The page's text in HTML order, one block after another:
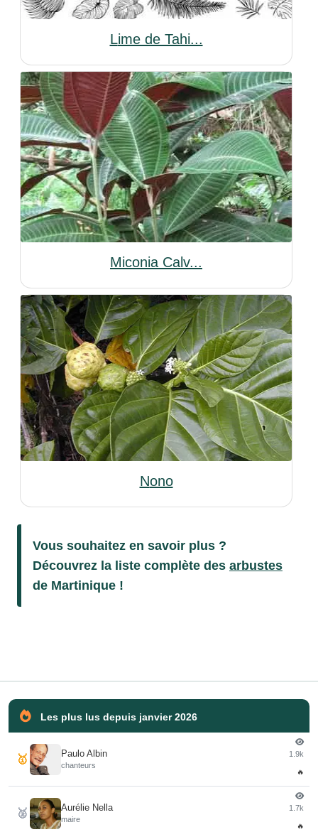
Lime de Tahi...
Miconia Calv...
Nono
Vous souhaitez en savoir plus ?
Découvrez la liste complète des arbustes
de Martinique !
Les plus lus depuis janvier 2026
🥇 Paulo Albin
chanteurs
1.9k
🔥
🥈 Aurélie Nella
maire
1.7k
🔥